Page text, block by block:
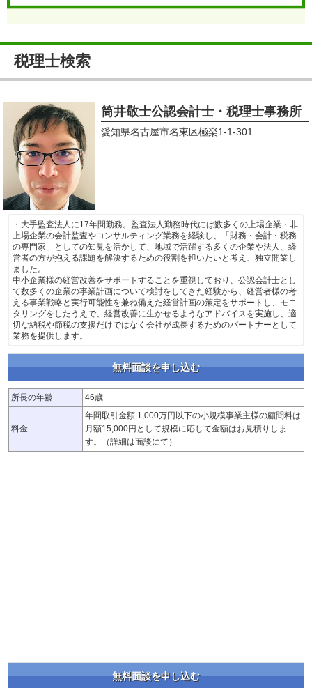
税理士検索
筒井敬士公認会計士・税理士事務所
愛知県名古屋市名東区極楽1-1-301
・大手監査法人に17年間勤務。監査法人勤務時代には数多くの上場企業・非
上場企業の会計監査やコンサルティング業務を経験し、「財務・会計・税務
の専門家」としての知見を活かして、地域で活躍する多くの企業や法人、経
営者の方が抱える課題を解決するための役割を担いたいと考え、独立開業し
ました。
中小企業様の経営改善をサポートすることを重視しており、公認会計士とし
て数多くの企業の事業計画について検討をしてきた経験から、経営者様の考
える事業戦略と実行可能性を兼ね備えた経営計画の策定をサポートし、モニ
タリングをしたうえで、経営改善に生かせるようなアドバイスを実施し、適
切な納税や節税の支援だけではなく会社が成長するためのパートナーとして
業務を提供します。
無料面談を申し込む
所長の年齢 46歳
料金
年間取引金額 1,000万円以下の小規模事業主様の顧問料は
月額15,000円として規模に応じて金額はお見積りしま
す。（詳細は面談にて）
無料面談を申し込む